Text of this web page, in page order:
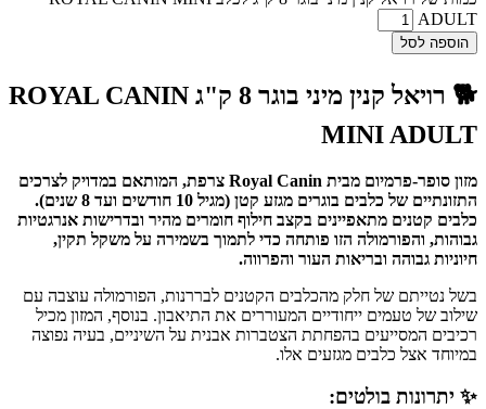
ADULT
הוספה לסל
🐕 רויאל קנין מיני בוגר 8 ק"ג ROYAL CANIN
MINI ADULT
מזון סופר-פרמיום מבית Royal Canin צרפת, המותאם במדויק לצרכים
התזונתיים של כלבים בוגרים מגזע קטן (מגיל 10 חודשים ועד 8 שנים).
כלבים קטנים מתאפיינים בקצב חילוף חומרים מהיר ובדרישות אנרגטיות
גבוהות, והפורמולה הזו פותחה כדי לתמוך בשמירה על משקל תקין,
חיוניות גבוהה ובריאות העור והפרווה.
בשל נטייתם של חלק מהכלבים הקטנים לבררנות, הפורמולה עוצבה עם
שילוב של טעמים ייחודיים המעוררים את התיאבון. בנוסף, המזון מכיל
רכיבים המסייעים בהפחתת הצטברות אבנית על השיניים, בעיה נפוצה
במיוחד אצל כלבים מגזעים אלו.
✨ יתרונות בולטים: